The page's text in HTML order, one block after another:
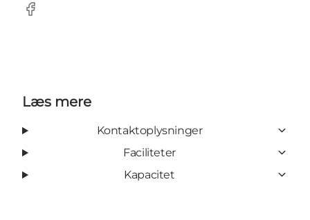
Facebook
Læs mere
Kontaktoplysninger
Faciliteter
Kapacitet